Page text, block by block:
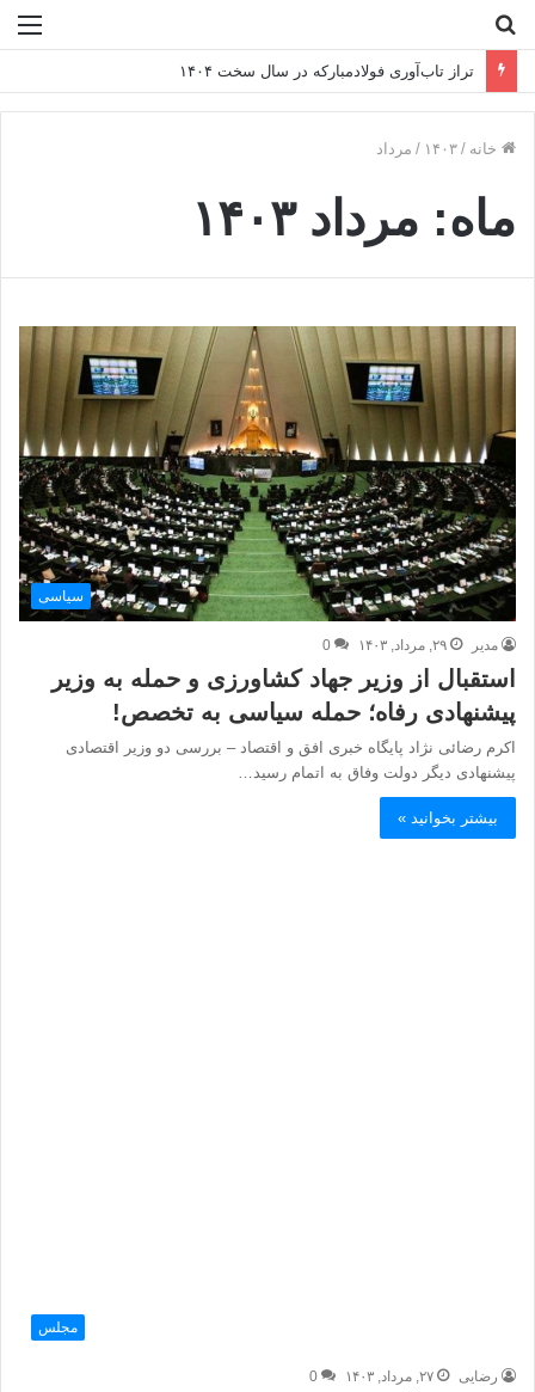
برای
تراز تاب‌آوری فولادمبارکه در سال سخت ۱۴۰۴
خانه / ۱۴۰۳ / مرداد
ماه: مرداد ۱۴۰۳
سیاسی
مدیر ۲۹, مرداد, ۱۴۰۳ 0
استقبال از وزیر جهاد کشاورزی و حمله به وزیر
پیشنهادی رفاه؛ حمله سیاسی به تخصص!
اکرم رضائی نژاد پایگاه خبری افق و اقتصاد – بررسی دو وزیر اقتصادی
پیشنهادی دیگر دولت وفاق به اتمام رسید…
بیشتر بخوانید »
مجلس
رضایی ۲۷, مرداد, ۱۴۰۳ 0